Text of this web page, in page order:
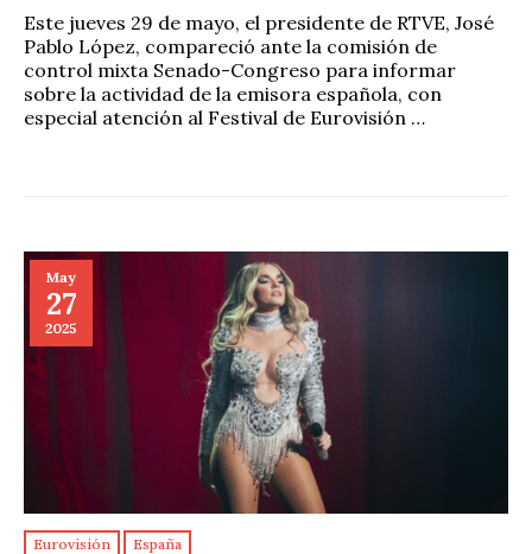
Este jueves 29 de mayo, el presidente de RTVE, José
Pablo López, compareció ante la comisión de
control mixta Senado-Congreso para informar
sobre la actividad de la emisora española, con
especial atención al Festival de Eurovisión …
May
27
2025
Eurovisión España